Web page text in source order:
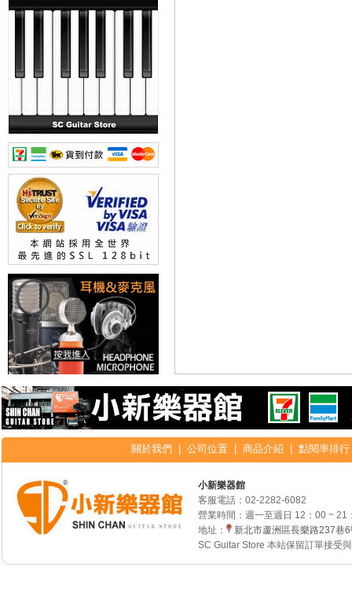
關於我們 公司位置 商品介紹 點閱率排行
小新樂器館
客服電話： 02-2282-6082
營業時間：週一至週日 12：00 ~ 21
地址：
新北市蘆洲區長樂路237巷
SC Guitar Store 本站保留訂單接受